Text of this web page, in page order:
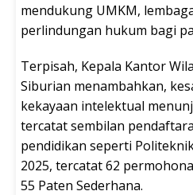
mendukung UMKM,
perlindungan hukum bagi
Terpisah, Kepala Kantor
Siburian menambahkan,
kekayaan intelektual
tercatat sembilan
pendidikan seperti
2025, tercatat 62
55 Paten Sederhana.